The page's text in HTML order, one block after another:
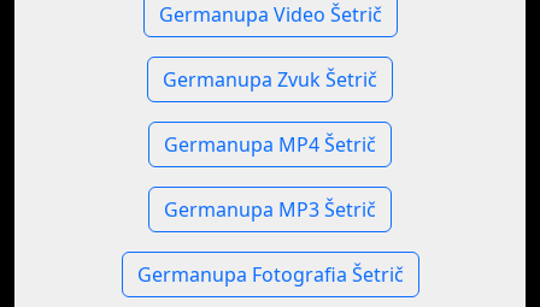
Germanupa Video Šetrič
Germanupa Zvuk Šetrič
Germanupa MP4 Šetrič
Germanupa MP3 Šetrič
Germanupa Fotografia Šetrič